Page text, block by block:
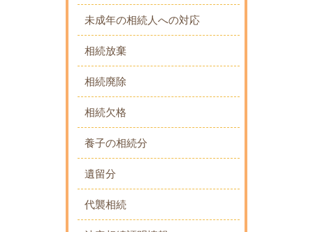
未成年の相続人への対応
相続放棄
相続廃除
相続欠格
養子の相続分
遺留分
代襲相続